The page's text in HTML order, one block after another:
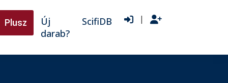
Plusz
Új
darab?
ScifiDB |